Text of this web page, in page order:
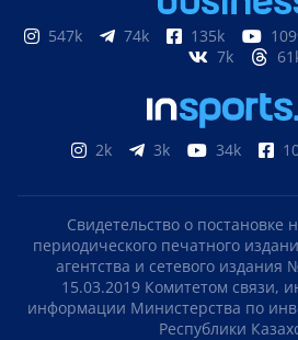
547k 74k 135k
7k
2k 3k 34k
Свидетельство о постановке
периодического печатного
агентства и сетевого
15.03.2019 Комитетом связи,
информации Министерства по
Республики